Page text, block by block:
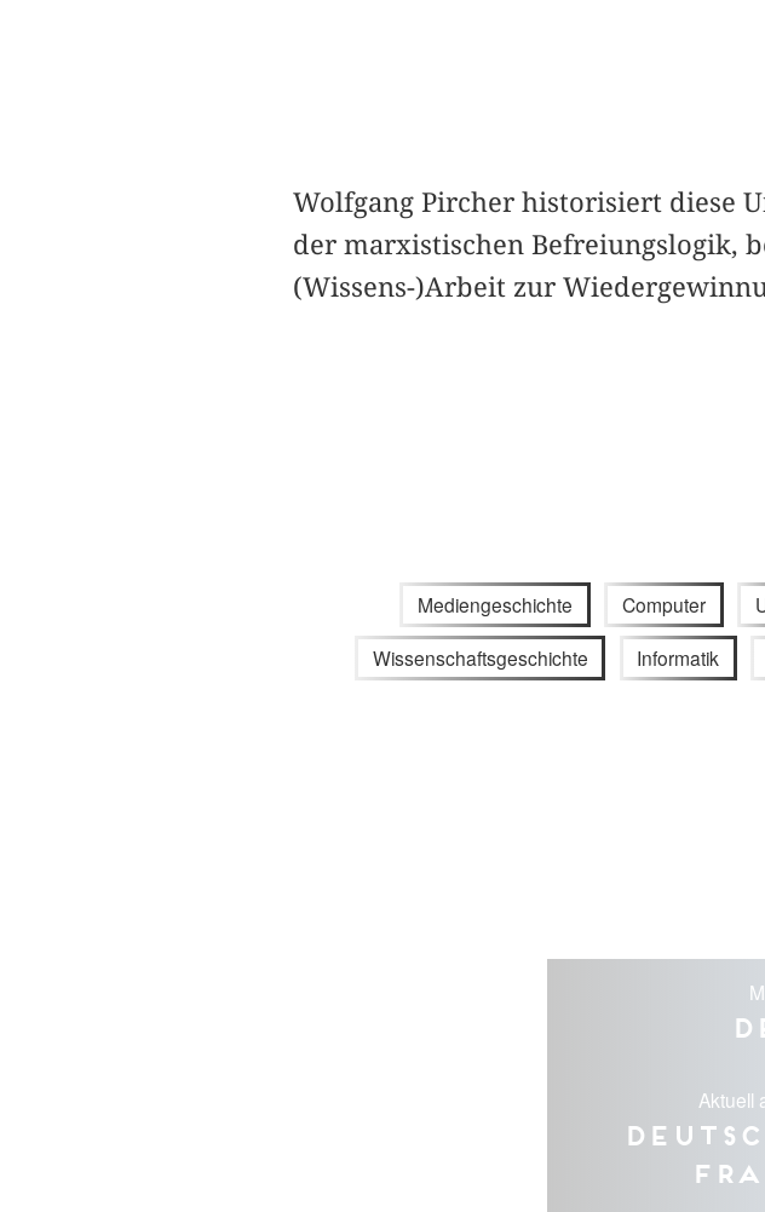
Wolfgang Pircher historisiert diese
der marxistischen Befreiungslogik,
(Wissens-)Arbeit zur
Mediengeschichte Computer
Wissenschaftsgeschichte Informatik
Aktuell